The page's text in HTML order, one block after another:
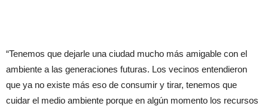
“Tenemos que dejarle una ciudad mucho más amigable con el
ambiente a las generaciones futuras. Los vecinos entendieron
que ya no existe más eso de consumir y tirar, tenemos que
cuidar el medio ambiente porque en algún momento los recursos